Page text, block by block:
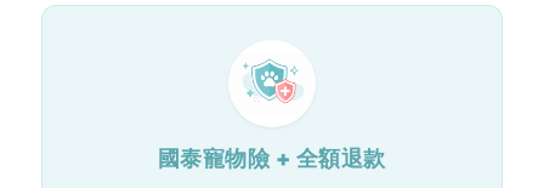
國泰寵物險 + 全額退款